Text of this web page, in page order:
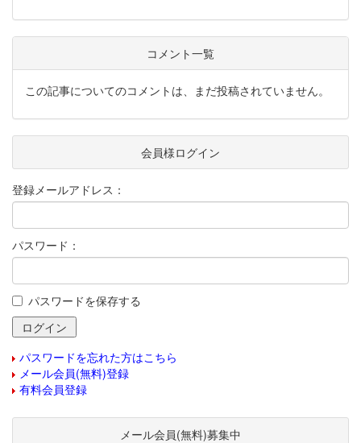
コメント一覧
この記事についてのコメントは、まだ投稿されていません。
会員様ログイン
登録メールアドレス：
パスワード：
パスワードを保存する
パスワードを忘れた方はこちら
メール会員(無料)登録
有料会員登録
メール会員(無料)募集中